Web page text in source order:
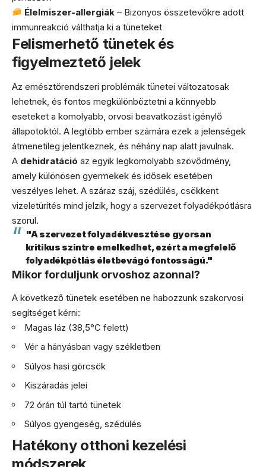
Élelmiszer-allergiák – Bizonyos összetevőkre adott
immunreakció válthatja ki a tüneteket
Felismerhető tünetek és
figyelmeztető jelek
Az emésztőrendszeri problémák tünetei változatosak
lehetnek, és fontos megkülönböztetni a könnyebb
eseteket a komolyabb, orvosi beavatkozást igénylő
állapotoktól. A legtöbb ember számára ezek a jelenségek
átmenetileg jelentkeznek, és néhány nap alatt javulnak.
A dehidratáció az egyik legkomolyabb szövődmény,
amely különösen gyermekek és idősek esetében
veszélyes lehet. A száraz száj, szédülés, csökkent
vizeletürítés mind jelzik, hogy a szervezet folyadékpótlásra
szorul.
"A szervezet folyadékvesztése gyorsan
kritikus szintre emelkedhet, ezért a megfelelő
folyadékpótlás életbevágó fontosságú."
Mikor forduljunk orvoshoz azonnal?
A következő tünetek esetében ne habozzunk szakorvosi
segítséget kérni:
Magas láz (38,5°C felett)
Vér a hányásban vagy székletben
Súlyos hasi görcsök
Kiszáradás jelei
72 órán túl tartó tünetek
Súlyos gyengeség, szédülés
Hatékony otthoni kezelési